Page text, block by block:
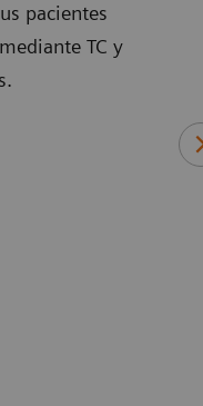
pacientes
TC y